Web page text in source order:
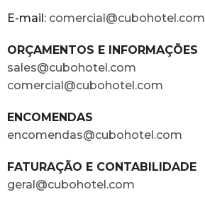
E-mail: comercial@cubohotel.com
ORÇAMENTOS E INFORMAÇÕES
sales@cubohotel.com
comercial@cubohotel.com
ENCOMENDAS
encomendas@cubohotel.com
FATURAÇÃO E CONTABILIDADE
geral@cubohotel.com